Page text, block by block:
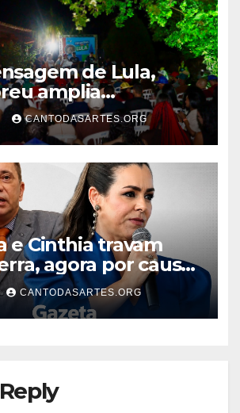
de Lula,
amplia
e coloca
no centro da
no Tocantins
CANTODASARTES.ORG
e Cinthia travam
agora por causa
Palmas; Ele acusa
justiça contra vídeo
CANTODASARTES.ORG